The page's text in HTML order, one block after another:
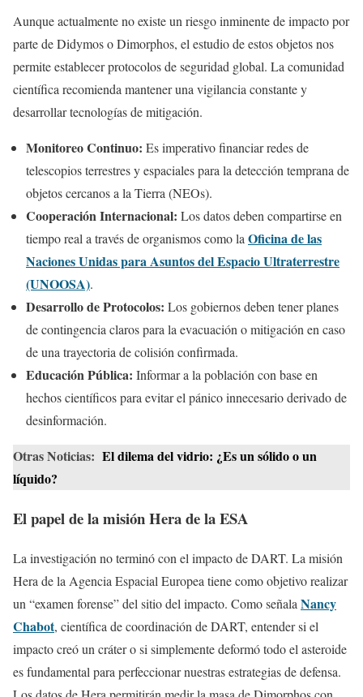
Aunque actualmente no existe un riesgo inminente de impacto por
parte de Didymos o Dimorphos, el estudio de estos objetos nos
permite establecer protocolos de seguridad global. La comunidad
científica recomienda mantener una vigilancia constante y
desarrollar tecnologías de mitigación.
Monitoreo Continuo: Es imperativo financiar redes de
telescopios terrestres y espaciales para la detección temprana de
objetos cercanos a la Tierra (NEOs).
Cooperación Internacional: Los datos deben compartirse en
tiempo real a través de organismos como la Oficina de las
Naciones Unidas para Asuntos del Espacio Ultraterrestre
(UNOOSA).
Desarrollo de Protocolos: Los gobiernos deben tener planes
de contingencia claros para la evacuación o mitigación en caso
de una trayectoria de colisión confirmada.
Educación Pública: Informar a la población con base en
hechos científicos para evitar el pánico innecesario derivado de
desinformación.
Otras Noticias: El dilema del vidrio: ¿Es un sólido o un
líquido?
El papel de la misión Hera de la ESA
La investigación no terminó con el impacto de DART. La misión
Hera de la Agencia Espacial Europea tiene como objetivo realizar
un “examen forense” del sitio del impacto. Como señala Nancy
Chabot, científica de coordinación de DART, entender si el
impacto creó un cráter o si simplemente deformó todo el asteroide
es fundamental para perfeccionar nuestras estrategias de defensa.